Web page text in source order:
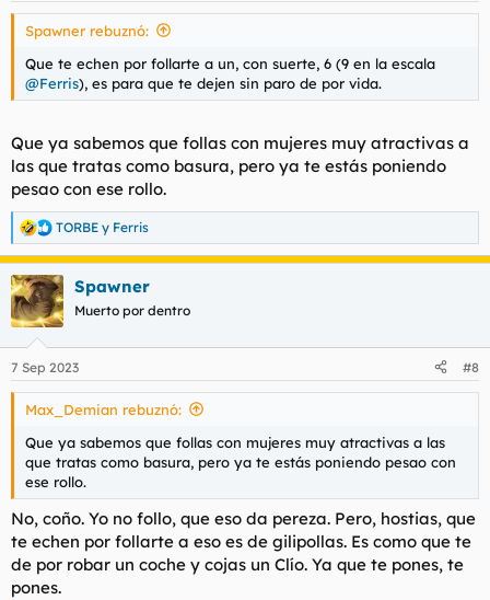
s
Spawner rebuznó:
Que te echen por follarte a un, con suerte, 6 (9 en la escala
@Ferris), es para que te dejen sin paro de por vida.
Que ya sabemos que follas con mujeres muy atractivas a
las que tratas como basura, pero ya te estás poniendo
pesao con ese rollo.
R
e
a
c
c
i
e
s
TORBE y Ferris
Spawner
Muerto por dentro
7 Sep 2023 #8
Max_Demian rebuznó:
Que ya sabemos que follas con mujeres muy atractivas a las
que tratas como basura, pero ya te estás poniendo pesao con
ese rollo.
No, coño. Yo no follo, que eso da pereza. Pero, hostias, que
te echen por follarte a eso es de gilipollas. Es como que te
de por robar un coche y cojas un Clío. Ya que te pones, te
pones.